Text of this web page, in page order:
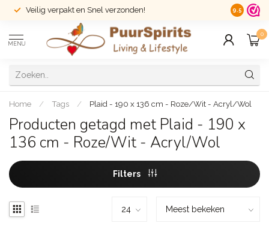
Veilig verpakt en Snel verzonden! 14 dagen
9.5
MENU
0
Home / Tags / Plaid - 190 x 136 cm - Roze/Wit - Acryl/Wol
Producten getagd met Plaid - 190 x
136 cm - Roze/Wit - Acryl/Wol
Filters